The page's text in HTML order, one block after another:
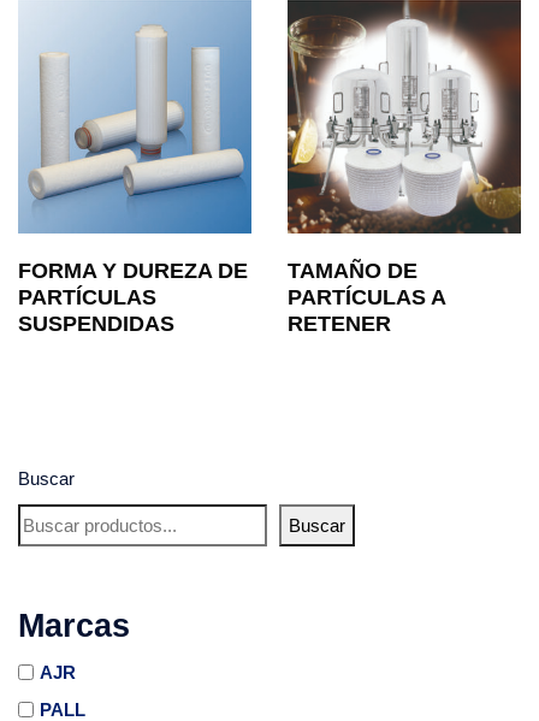
Buscar
Buscar
Marcas
AJR
PALL
FORMA Y DUREZA DE
PARTÍCULAS
SUSPENDIDAS
TAMAÑO DE
PARTÍCULAS A
RETENER